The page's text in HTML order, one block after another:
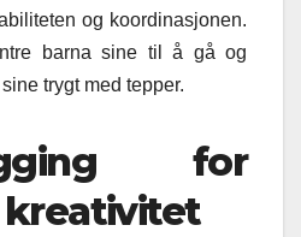
og koordinasjonen.
barna sine til å gå og
trygt med tepper.
for